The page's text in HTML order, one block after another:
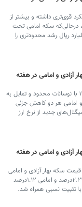
قوی‌تری داشته و بیشتر از
درحالی‌که سکه امامی تحت
مقاومت روانی سطح ۱.۲ میلیارد ریال رشد محدودتری را
آزادی و امامی در هفته
بازار سکه در هفته دوم آبان ۱۴۰۴ با نوسانات محدود و تمایل به
و امامی هر دو کاهش جزئی
جدید از نرخ ارز
آزادی و امامی در هفته
سوم تا هشتم آبان ۱۴۰۴، قیمت سکه بهار آزادی و امامی
کاهش جزئی داشت؛ بهار آزادی ۲.۲۴درصد و امامی ۱.۱۲درصد
تثبیت نسبی همراه شد.